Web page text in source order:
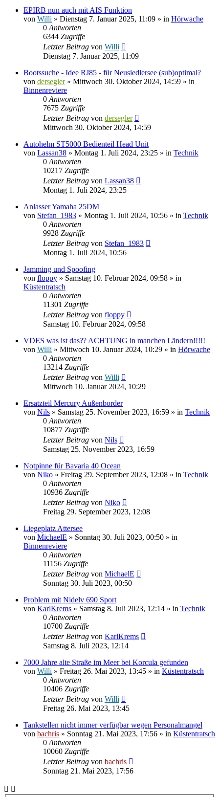
EPIRB nun auch mit AIS Funktion
von Willi » Dienstag 7. Januar 2025, 11:09 » in Hörwache
0 Antworten
6344 Zugriffe
Letzter Beitrag von Willi
Dienstag 7. Januar 2025, 11:09
Bootssuche - Idee RJ85 - für Neusiedlersee (sub)optimal?
von dersegler» Mittwoch 30. Oktober 2024, 14:59 » in
Binnenreviere
0 Antworten
7675 Zugriffe
Letzter Beitrag von dersegler
Mittwoch 30. Oktober 2024, 14:59
Autohelm ST5000 Bedienteil Head Unit
von Lassan38 » Montag 1. Juli 2024, 23:25 » in Technik
0 Antworten
10217 Zugriffe
Letzter Beitrag von Lassan38
Montag 1. Juli 2024, 23:25
Anlasser Yamaha 25DM
von Stefan_1983 » Montag 1. Juli 2024, 10:56 » in Technik
0 Antworten
9928 Zugriffe
Letzter Beitrag von Stefan_1983
Montag 1. Juli 2024, 10:56
Jamming und Spoofing
von floppy » Samstag 10. Februar 2024, 09:58 » in
Küstentratsch
0 Antworten
11301 Zugriffe
Letzter Beitrag von floppy
Samstag 10. Februar 2024, 09:58
VDES was ist das?? ACHTUNG in manchen Ländern!!!!!
von Willi » Mittwoch 10. Januar 2024, 10:29 » in Hörwache
0 Antworten
13214 Zugriffe
Letzter Beitrag von Willi
Mittwoch 10. Januar 2024, 10:29
Ersatzteil Mercury Außenborder
von Nils » Samstag 25. November 2023, 16:59 » in Technik
0 Antworten
10877 Zugriffe
Letzter Beitrag von Nils
Samstag 25. November 2023, 16:59
Notpinne für Bavaria 40 Ocean
von Niko » Freitag 29. September 2023, 12:08 » in Technik
0 Antworten
10936 Zugriffe
Letzter Beitrag von Niko
Freitag 29. September 2023, 12:08
Liegeplatz Attersee
von MichaelE » Sonntag 30. Juli 2023, 00:50 » in
Binnenreviere
0 Antworten
11156 Zugriffe
Letzter Beitrag von MichaelE
Sonntag 30. Juli 2023, 00:50
Problem mit Nidelv 690 Sport
von KarlKrems » Samstag 8. Juli 2023, 12:14 » in Technik
0 Antworten
10700 Zugriffe
Letzter Beitrag von KarlKrems
Samstag 8. Juli 2023, 12:14
7000 Jahre alte Straße im Meer bei Korcula gefunden
von Willi » Freitag 26. Mai 2023, 13:45 » in Küstentratsch
0 Antworten
10406 Zugriffe
Letzter Beitrag von Willi
Freitag 26. Mai 2023, 13:45
Tankstellen nicht immer verfügbar wegen Personalmangel
von bachris » Sonntag 21. Mai 2023, 17:56 » in Küstentratsch
0 Antworten
10060 Zugriffe
Letzter Beitrag von bachris
Sonntag 21. Mai 2023, 17:56